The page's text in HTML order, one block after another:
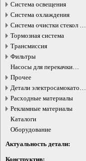
Система освещения
Система охлаждения
Система очистки стекол и
фар
Тормозная система
Трансмиссия
Фильтры
Насосы для перекачки
жидкостей
Прочее
Детали электросамокатов и
электротранспорта
Расходные материалы
Рекламные материалы
Каталоги
Оборудование
Актуальность детали:
Конструктив: